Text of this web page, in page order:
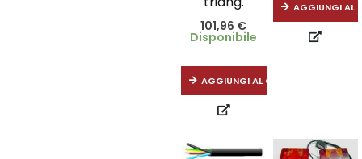
101,96 €
Disponibile
AGGIUNGI AL CARRELLO
AGGIUNGI AL